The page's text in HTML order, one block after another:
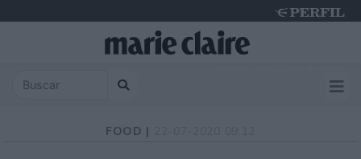
FOOD |